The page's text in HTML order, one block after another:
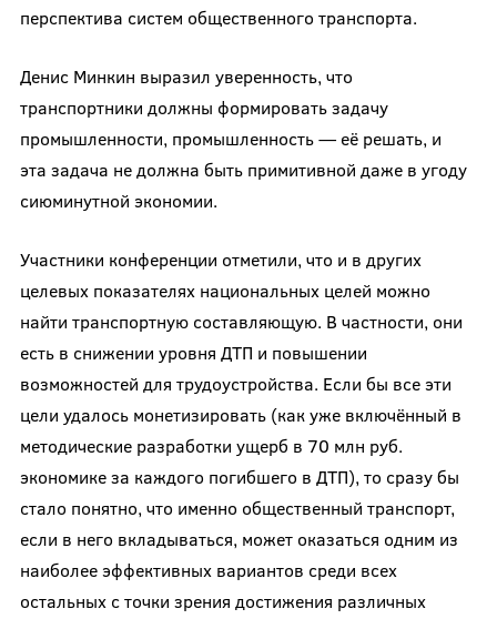
перспектива систем общественного транспорта.
Денис Минкин выразил уверенность, что
транспортники должны формировать задачу
промышленности, промышленность — её решать, и
эта задача не должна быть примитивной даже в угоду
сиюминутной экономии.
Участники конференции отметили, что и в других
целевых показателях национальных целей можно
найти транспортную составляющую. В частности, они
есть в снижении уровня ДТП и повышении
возможностей для трудоустройства. Если бы все эти
цели удалось монетизировать (как уже включённый в
методические разработки ущерб в 70 млн руб.
экономике за каждого погибшего в ДТП), то сразу бы
стало понятно, что именно общественный транспорт,
если в него вкладываться, может оказаться одним из
наиболее эффективных вариантов среди всех
остальных с точки зрения достижения различных